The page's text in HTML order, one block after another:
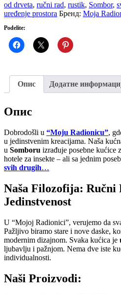
od drveta, ručni rad, rustik, Sombor,
uređenje prostora Бренд: Moja
Podelite:
Опис Додатне
Опис
Dobrodošli u “Moju Radionicu”,
u jedinstvenim kreacijama. Naša
u Somboru izrađuje posebne kućice
hotele za insekte – ali sa jednim
svih drugih…
Naša Filozofija: Ručni
Jedinstvenost
U “Mojoj Radionici”, verujemo da
Pažljivo biramo stare i nove daske,
modernim dizajnom. Svaka kućica je
ljubavlju i pažnjom. Nema dve iste
individualnosti.
Naši Proizvodi: